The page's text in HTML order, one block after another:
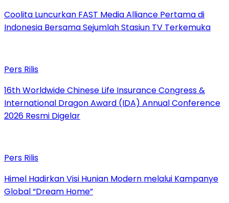
Coolita Luncurkan FAST Media Alliance Pertama di
Indonesia Bersama Sejumlah Stasiun TV Terkemuka
Pers Rilis
16th Worldwide Chinese Life Insurance Congress &
International Dragon Award (IDA) Annual Conference
2026 Resmi Digelar
Pers Rilis
Himel Hadirkan Visi Hunian Modern melalui Kampanye
Global “Dream Home”